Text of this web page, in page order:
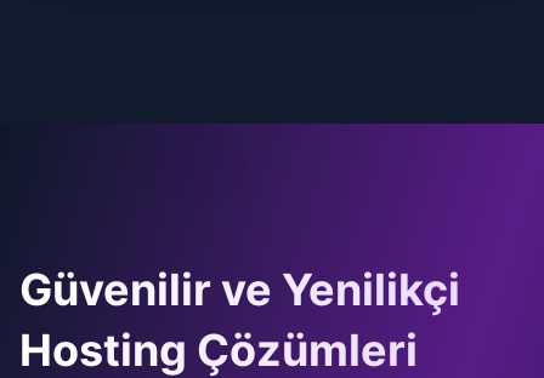
Güvenilir ve Yenilikçi
Hosting Çözümleri